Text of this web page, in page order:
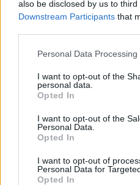
also be disclosed by us to
Downstream Participants that
Personal Data
I want to opt-out of the
personal data.
Opted In
I want to opt-out of the
Personal Data.
Opted In
I want to opt-out of
Personal Data for
Opted In
– Może królik też by
Kokosz szeptem
– Słyszałeś legendę?
zdenerwował się
zając. Gdyby tu była
byś pytał, czy się
– No niby nie, ale